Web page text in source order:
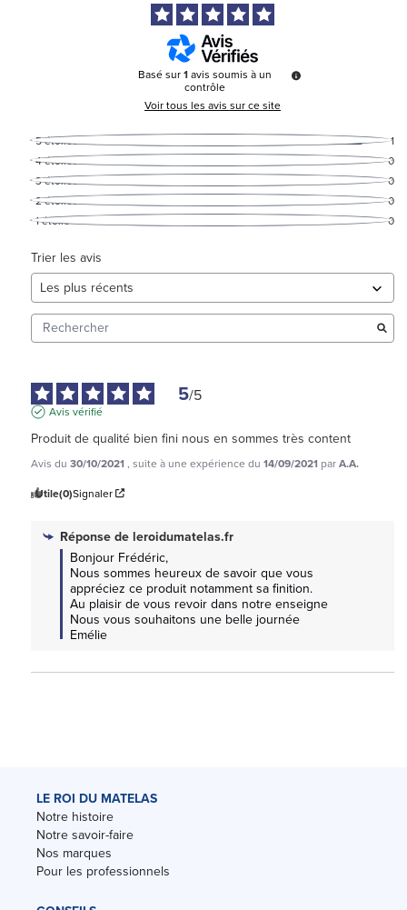
Basé sur1 avis soumis à un
contrôle
Voir tous les avis sur ce site
5étoiles
1
4étoiles
0
3étoiles
0
2étoiles
0
1étoile 0
Trier les avis
5/5
Avis vérifié
Produit de qualité bien fini nous en sommes très content
Avis du 30/10/2021 , suite à une expérience du 14/09/2021 parA.A.
Utile(0)Signaler
Réponse de leroidumatelas.fr
Bonjour Frédéric,
Nous sommes heureux de savoir que vous
appréciez ce produit notamment sa finition.
Au plaisir de vous revoir dans notre enseigne
Nous vous souhaitons une belle journée
Emélie
LE ROI DU MATELAS
Notre histoire
Notre savoir-faire
Nos marques
Pour les professionnels